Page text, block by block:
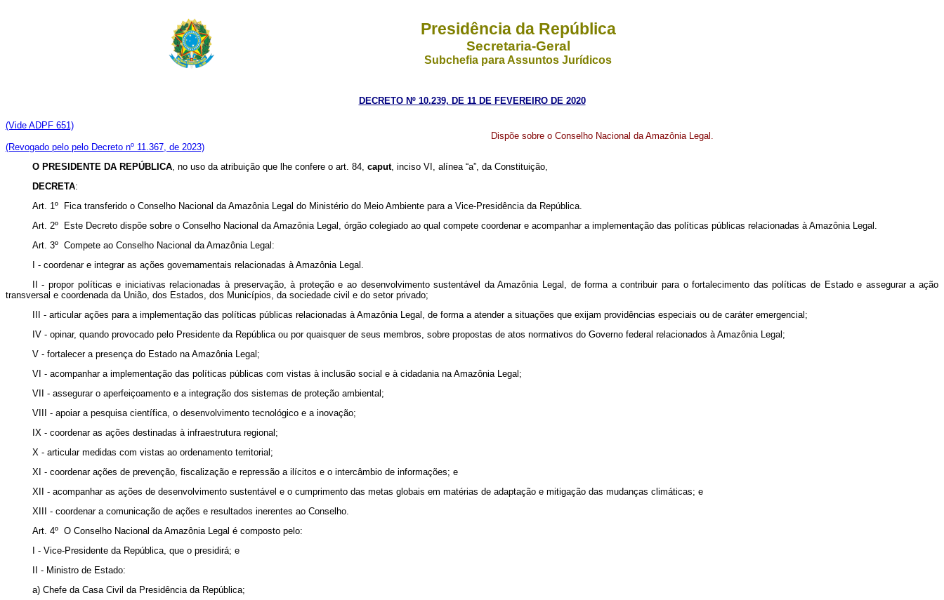
Presidência da República
Secretaria-Geral
Subchefia para Assuntos Jurídicos
DECRETO Nº 10.239, DE 11 DE FEVEREIRO DE 2020
(Vide ADPF 651)
(Revogado pelo pelo Decreto nº 11.367, de 2023)
Dispõe sobre o Conselho Nacional da Amazônia Legal.
O PRESIDENTE DA REPÚBLICA, no uso da atribuição que lhe confere o art. 84, caput, inciso VI, alínea “a”, da Constituição,
DECRETA:
Art. 1º Fica transferido o Conselho Nacional da Amazônia Legal do Ministério do Meio Ambiente para a Vice-Presidência da República.
Art. 2º Este Decreto dispõe sobre o Conselho Nacional da Amazônia Legal, órgão colegiado ao qual compete coordenar e acompanhar a implementação das políticas públicas relacionadas à Amazônia Legal.
Art. 3º Compete ao Conselho Nacional da Amazônia Legal:
I - coordenar e integrar as ações governamentais relacionadas à Amazônia Legal.
II - propor políticas e iniciativas relacionadas à preservação, à proteção e ao desenvolvimento sustentável da Amazônia Legal, de forma a contribuir para o fortalecimento das políticas de Estado e assegurar a ação
transversal e coordenada da União, dos Estados, dos Municípios, da sociedade civil e do setor privado;
III - articular ações para a implementação das políticas públicas relacionadas à Amazônia Legal, de forma a atender a situações que exijam providências especiais ou de caráter emergencial;
IV - opinar, quando provocado pelo Presidente da República ou por quaisquer de seus membros, sobre propostas de atos normativos do Governo federal relacionados à Amazônia Legal;
V - fortalecer a presença do Estado na Amazônia Legal;
VI - acompanhar a implementação das políticas públicas com vistas à inclusão social e à cidadania na Amazônia Legal;
VII - assegurar o aperfeiçoamento e a integração dos sistemas de proteção ambiental;
VIII - apoiar a pesquisa científica, o desenvolvimento tecnológico e a inovação;
IX - coordenar as ações destinadas à infraestrutura regional;
X - articular medidas com vistas aoordenamento territorial;
XI - coordenar ações de prevenção, fiscalização e repressão a ilícitos e o intercâmbio de informações; e
XII - acompanhar as ações de desenvolvimento sustentável e o cumprimento das metas globais em matérias de adaptação e mitigação das mudanças climáticas; e
XIII - coordenar a comunicação de ações e resultados inerentes ao Conselho.
Art. 4º O Conselho Nacional da Amazônia Legal é composto pelo:
I - Vice-Presidente da República, que o presidirá; e
II - Ministro de Estado:
a) Chefe da Casa Civil da Presidência da República;